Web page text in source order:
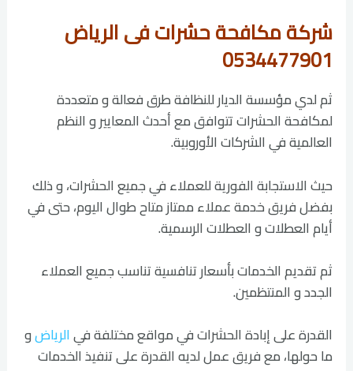
شركة مكافحة حشرات فى الرياض
0534477901
ثم لدي مؤسسة الديار للنظافة طرق فعالة و متعددة
لمكافحة الحشرات تتوافق مع أحدث المعايير و النظم
العالمية في الشركات الأوروبية.
حيث الاستجابة الفورية للعملاء في جميع الحشرات، و ذلك
بفضل فريق خدمة عملاء ممتاز متاح طوال اليوم، حتى في
أيام العطلات و العطلات الرسمية.
ثم تقديم الخدمات بأسعار تنافسية تناسب جميع العملاء
الجدد و المنتظمين.
القدرة على إبادة الحشرات في مواقع مختلفة فيالرياضو
ما حولها، مع فريق عمل لديه القدرة على تنفيذ الخدمات